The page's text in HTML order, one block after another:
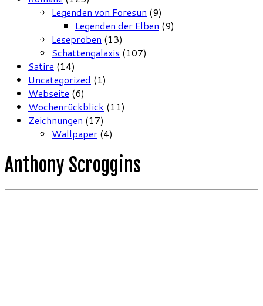
Legenden von Foresun (9)
Legenden der Elben (9)
Leseproben (13)
Schattengalaxis (107)
Satire (14)
Uncategorized (1)
Webseite (6)
Wochenrückblick (11)
Zeichnungen (17)
Wallpaper (4)
Anthony Scroggins